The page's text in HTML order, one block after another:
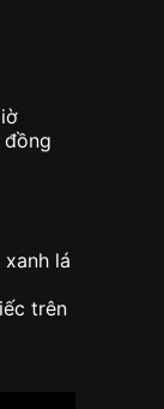
đồng
lá
trên